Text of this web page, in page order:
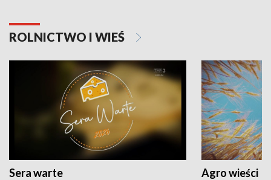
ROLNICTWO I WIEŚ
Sera warte Agro wieści